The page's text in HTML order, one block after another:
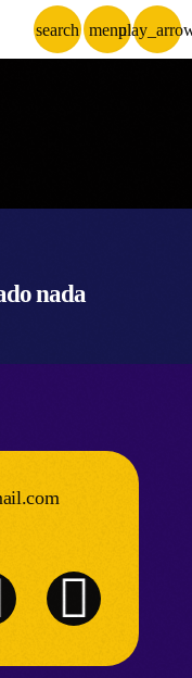
search menu
nada